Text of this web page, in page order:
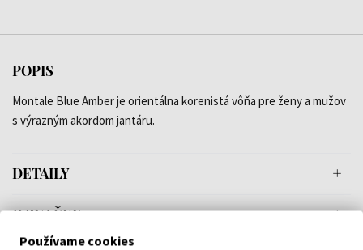
POPIS
Montale Blue Amber je orientálna korenistá vôňa pre ženy a mužov
s výrazným akordom jantáru.
DETAILY
O ZNAČKE
Používame cookies